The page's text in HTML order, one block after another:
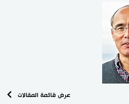
عرض قائمة المقالات